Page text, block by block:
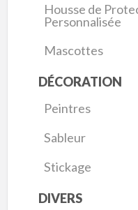
Housse de
Personnalisée
Mascottes
DÉCORATION
Peintres
Sableur
Stickage
DIVERS